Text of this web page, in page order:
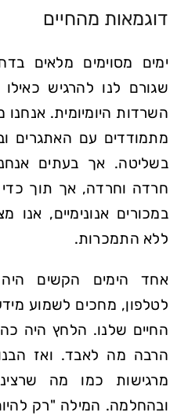
דוגמאות מהחיים
ימים מסוימים מלאים
שגורם לנו להרגיש
השרדות היומיומית.
מתמודדים עם האתגרים
בשליטה. אך בעתים
חרדה וחרדה, אך תוך כדי
במכורים אנונימיים, אנו
ללא התמכרות.
אחד הימים הקשים היה
לטלפון, מחכים לשמוע
החיים שלנו. הלחץ היה
הרבה מה לאבד. ואז
מרגישות כמו מה
ובהחלמה. המילה "רק